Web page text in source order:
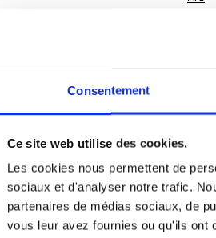
Consentement
Ce site web utilise des cookies.
Les cookies nous permettent de
sociaux et d'analyser notre trafic.
partenaires de médias sociaux, de
vous leur avez fournies ou qu'ils ont
ceinture de course
M7 - Noir